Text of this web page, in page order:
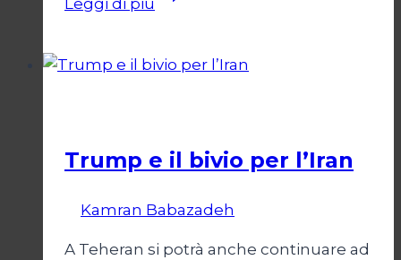
Leggi di più
Conflitto:
Trump e il bivio per l’Iran
Kamran Babazadeh
A Teheran si potrà anche continuare ad